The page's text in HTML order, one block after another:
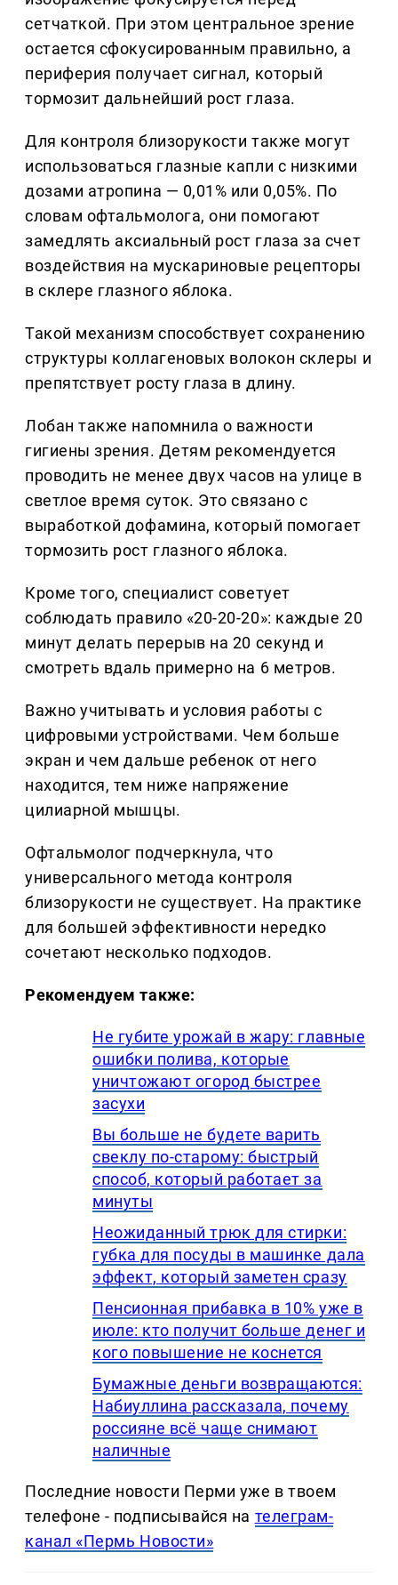
сетчаткой. При этом центральное зрение
остается сфокусированным правильно, а
периферия получает сигнал, который
тормозит дальнейший рост глаза.
Для контроля близорукости также могут
использоваться глазные капли с низкими
дозами атропина — 0,01% или 0,05%. По
словам офтальмолога, они помогают
замедлять аксиальный рост глаза за счет
воздействия на мускариновые рецепторы
в склере глазного яблока.
Такой механизм способствует сохранению
структуры коллагеновых волокон склеры и
препятствует росту глаза в длину.
Лобан также напомнила о важности
гигиены зрения. Детям рекомендуется
проводить не менее двух часов на улице в
светлое время суток. Это связано с
выработкой дофамина, который помогает
тормозить рост глазного яблока.
Кроме того, специалист советует
соблюдать правило «20-20-20»: каждые 20
минут делать перерыв на 20 секунд и
смотреть вдаль примерно на 6 метров.
Важно учитывать и условия работы с
цифровыми устройствами. Чем больше
экран и чем дальше ребенок от него
находится, тем ниже напряжение
цилиарной мышцы.
Офтальмолог подчеркнула, что
универсального метода контроля
близорукости не существует. На практике
для большей эффективности нередко
сочетают несколько подходов.
Рекомендуем также:
Не губите урожай в жару: главные
ошибки полива, которые
уничтожают огород быстрее
засухи
Вы больше не будете варить
свеклу по-старому: быстрый
способ, который работает за
минуты
Неожиданный трюк для стирки:
губка для посуды в машинке дала
эффект, который заметен сразу
Пенсионная прибавка в 10% уже в
июле: кто получит больше денег и
кого повышение не коснется
Бумажные деньги возвращаются:
Набиуллина рассказала, почему
россияне всё чаще снимают
наличные
Последние новости Перми уже в твоем
телефоне - подписывайся на телеграм-
канал «Пермь Новости»